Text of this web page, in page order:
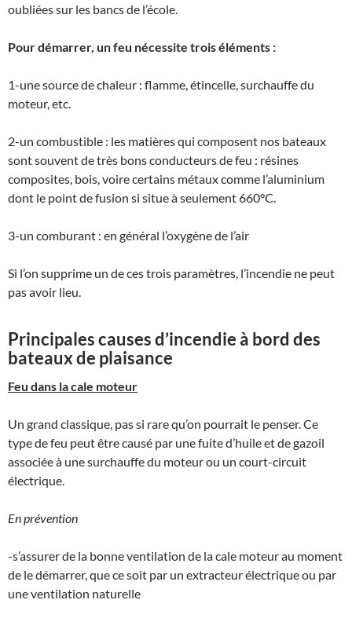
oubliées sur les bancs de l’école.
Pour démarrer, un feu nécessite trois éléments :
1-une source de chaleur : flamme, étincelle, surchauffe du
moteur, etc.
2-un combustible : les matières qui composent nos bateaux
sont souvent de très bons conducteurs de feu : résines
composites, bois, voire certains métaux comme l’aluminium
dont le point de fusion si situe à seulement 660°C.
3-un comburant : en général l’oxygène de l’air
Si l’on supprime un de ces trois paramètres, l’incendie ne peut
pas avoir lieu.
Principales causes d’incendie à bord des
bateaux de plaisance
Feu dans la cale moteur
Un grand classique, pas si rare qu’on pourrait le penser. Ce
type de feu peut être causé par une fuite d’huile et de gazoil
associée à une surchauffe du moteur ou un court-circuit
électrique.
En prévention
-s’assurer de la bonne ventilation de la cale moteur au moment
de le démarrer, que ce soit par un extracteur électrique ou par
une ventilation naturelle